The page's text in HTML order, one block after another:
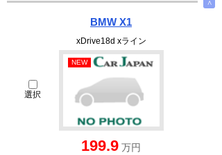
∧
BMW X1
xDrive18d xライン
選択
NEW
199.9 万円